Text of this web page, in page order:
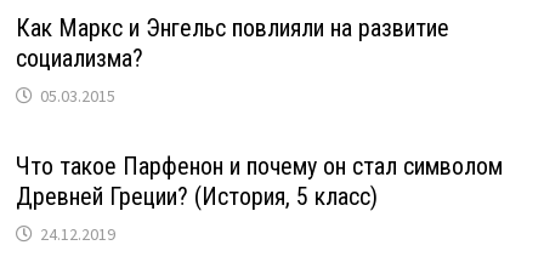
Как Маркс и Энгельс повлияли на развитие
социализма?
05.03.2015
Что такое Парфенон и почему он стал символом
Древней Греции? (История, 5 класс)
24.12.2019